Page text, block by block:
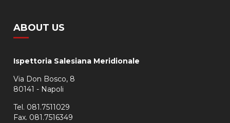
ABOUT US
Ispettoria Salesiana Meridionale
Via Don Bosco, 8
80141 - Napoli
Tel. 081.7511029
Fax. 081.7516349